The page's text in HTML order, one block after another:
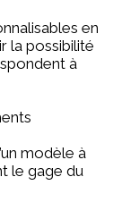
en
la possibilité
à
modèle à
le gage du